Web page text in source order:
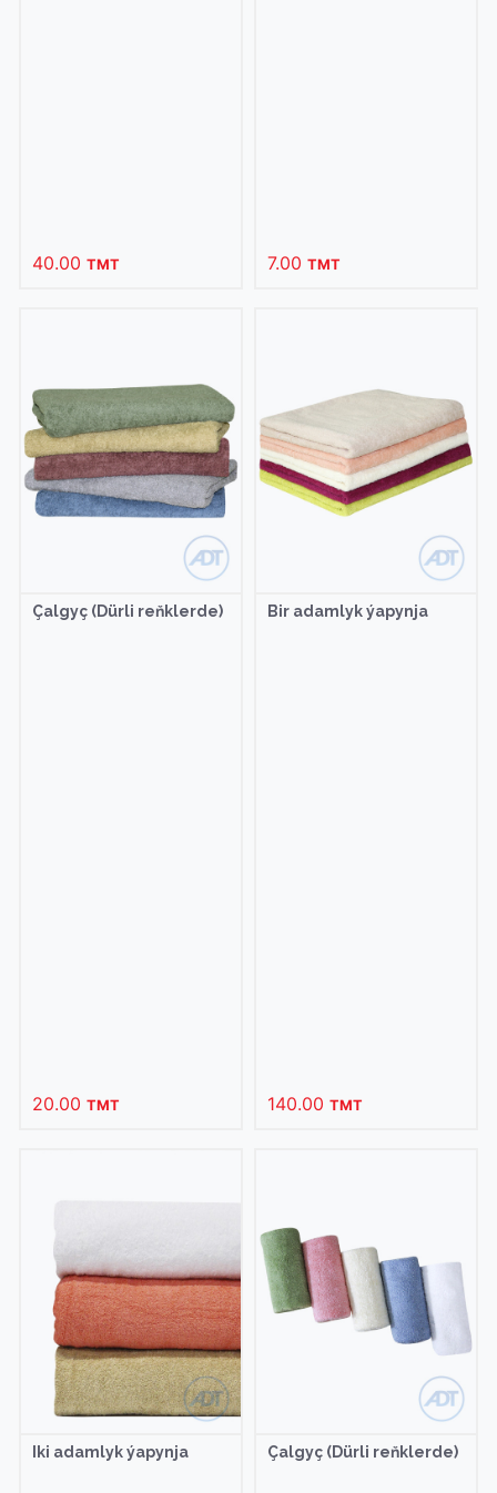
40.00 TMT 7.00 TMT
Çalgyç (Dürli reňklerde)
20.00 TMT
Bir adamlyk ýapynja
140.00 TMT
Iki adamlyk ýapynja Çalgyç (Dürli reňklerde)